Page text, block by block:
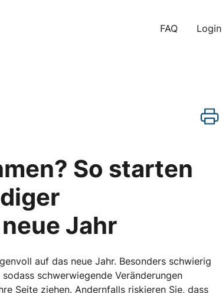
FAQ Login
So starten
Jahr
auf das neue Jahr. Besonders schwierig
schwerwiegende Veränderungen
Seite ziehen. Andernfalls riskieren Sie, dass